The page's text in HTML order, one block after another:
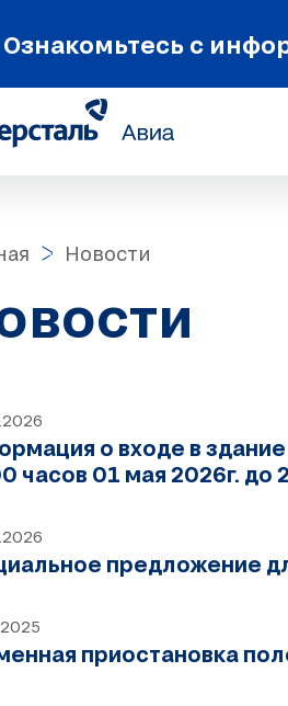
Ознакомьтесь с
Новости
о входе в
часов 01 мая 2026г. до
предложение
приостановка